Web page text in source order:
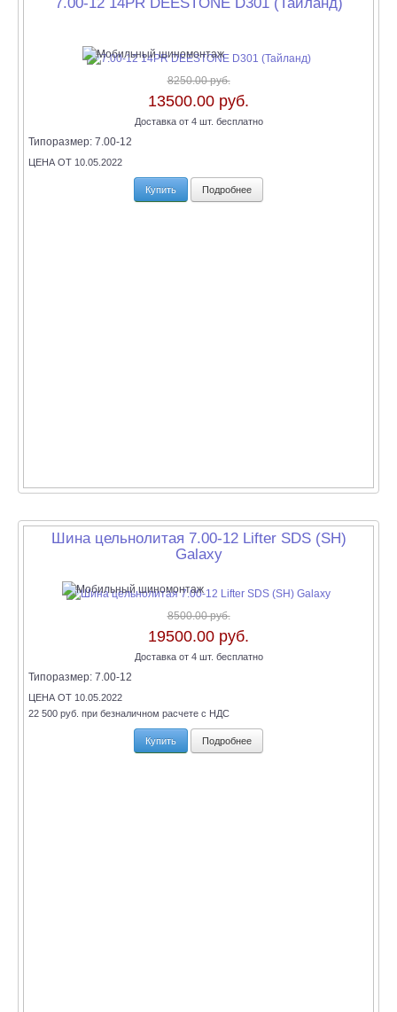
8250.00 руб.
13500.00 руб.
Доставка от 4 шт. бесплатно
Типоразмер: 7.00-12
ЦЕНА ОТ 10.05.2022
Купить Подробнее
Шина цельнолитая 7.00-12 Lifter SDS (SH)
Galaxy
8500.00 руб.
19500.00 руб.
Доставка от 4 шт. бесплатно
Типоразмер: 7.00-12
ЦЕНА ОТ 10.05.2022
22 500 руб. при безналичном расчете с НДС
Купить Подробнее